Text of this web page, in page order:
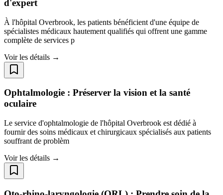
d'expert
À l'hôpital Overbrook, les patients bénéficient d'une équipe de
spécialistes médicaux hautement qualifiés qui offrent une gamme
complète de services p
Voir les détails →
Ophtalmologie : Préserver la vision et la santé
oculaire
Le service d'ophtalmologie de l'hôpital Overbrook est dédié à
fournir des soins médicaux et chirurgicaux spécialisés aux patients
souffrant de problèm
Voir les détails →